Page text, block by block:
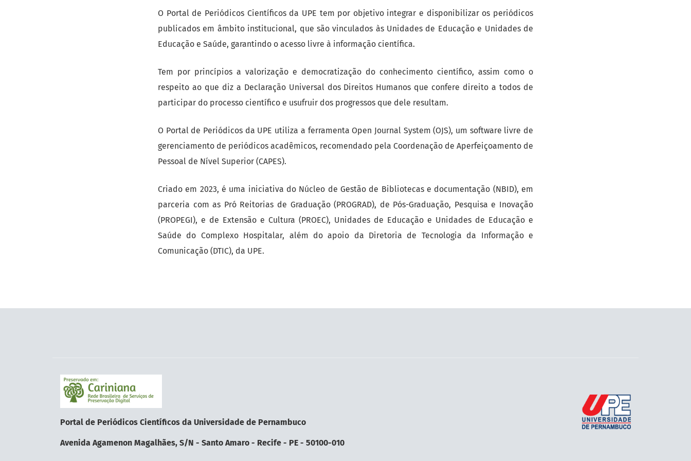
O Portal de Periódicos Científicos da UPE tem por objetivo integrar e disponibilizar os periódicos
publicados em âmbito institucional, que são vinculados às Unidades de Educação e Unidades de
Educação e Saúde, garantindo o acesso livre à informação científica.
Tem por princípios a valorização e democratização do conhecimento científico, assim como o
respeito ao que diz a Declaração Universal dos Direitos Humanos que confere direito a todos de
participar do processo científico e usufruir dos progressos que dele resultam.
O Portal de Periódicos da UPE utiliza a ferramenta Open Journal System (OJS), um software livre de
gerenciamento de periódicos acadêmicos, recomendado pela Coordenação de Aperfeiçoamento de
Pessoal de Nível Superior (CAPES).
Criado em 2023, é uma iniciativa do Núcleo de Gestão de Bibliotecas e documentação (NBID), em
parceria com as Pró Reitorias de Graduação (PROGRAD), de Pós-Graduação, Pesquisa e Inovação
(PROPEGI), e de Extensão e Cultura (PROEC), Unidades de Educação e Unidades de Educação e
Saúde do Complexo Hospitalar, além do apoio da Diretoria de Tecnologia da Informação e
Comunicação (DTIC), da UPE.
Portal de Periódicos Científicos da Universidade de Pernambuco
Avenida Agamenon Magalhães, S/N - Santo Amaro - Recife - PE - 50100-010